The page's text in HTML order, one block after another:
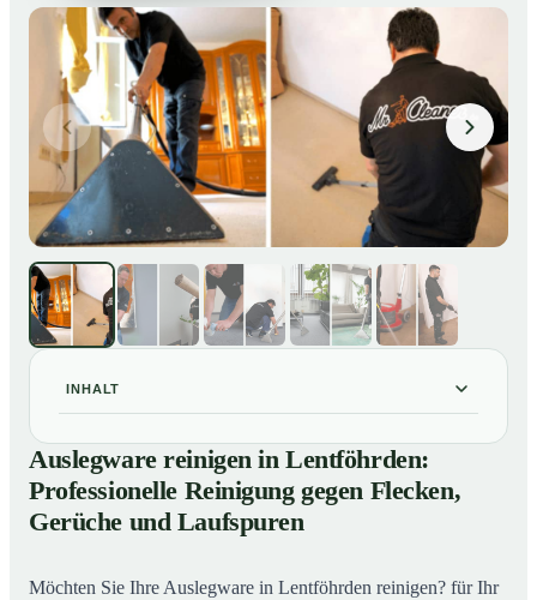
INHALT
01 Auslegware reinigen in Lentföhrden: Professionelle
Reinigung gegen Flecken, Gerüche und Laufspuren
02
So wird Auslegware in Lentföhrden professionell
gereinigt
Auslegware reinigen in Lentföhrden:
Professionelle Reinigung gegen Flecken,
Gerüche und Laufspuren
Möchten Sie Ihre Auslegware in Lentföhrden reinigen? für Ihr